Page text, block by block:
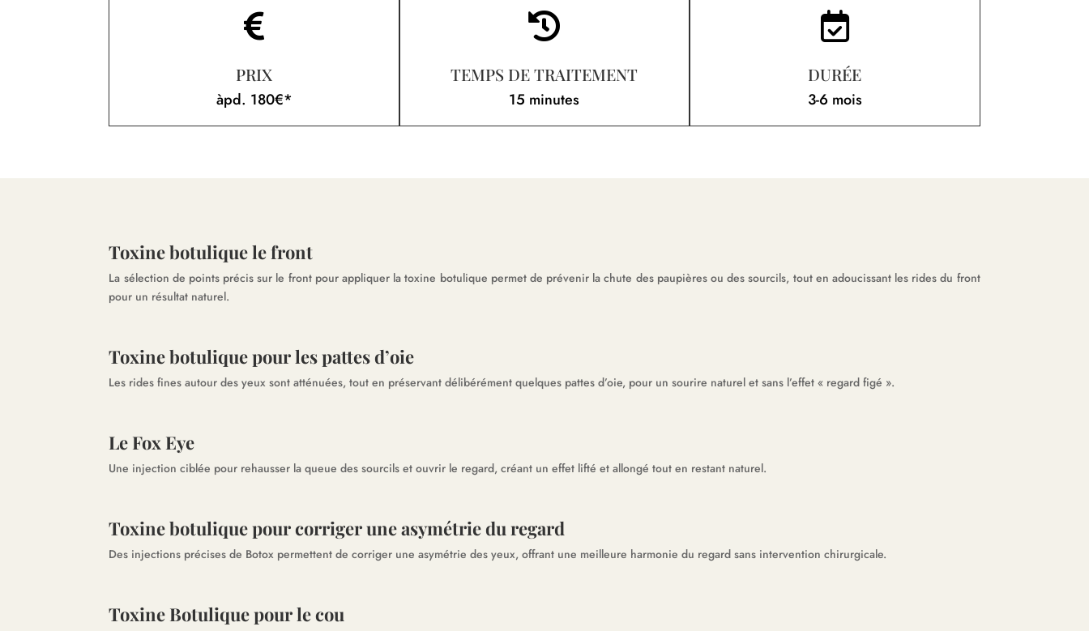

PRIX
àpd. 180€*

TEMPS DE TRAITEMENT
15 minutes

DURÉE
3-6 mois
Toxine botulique le front
La sélection de points précis sur le front pour appliquer la toxine botulique permet de prévenir la chute des paupières ou des sourcils, tout en adoucissant les rides du front
pour un résultat naturel.
Toxine botulique pour les pattes d’oie
Les rides fines autour des yeux sont atténuées, tout en préservant délibérément quelques pattes d’oie, pour un sourire naturel et sans l’effet « regard figé ».
Le Fox Eye
Une injection ciblée pour rehausser la queue des sourcils et ouvrir le regard, créant un effet lifté et allongé tout en restant naturel.
Toxine botulique pour corriger une asymétrie du regard
Des injections précises de Botox permettent de corriger une asymétrie des yeux, offrant une meilleure harmonie du regard sans intervention chirurgicale.
Toxine Botulique pour le cou